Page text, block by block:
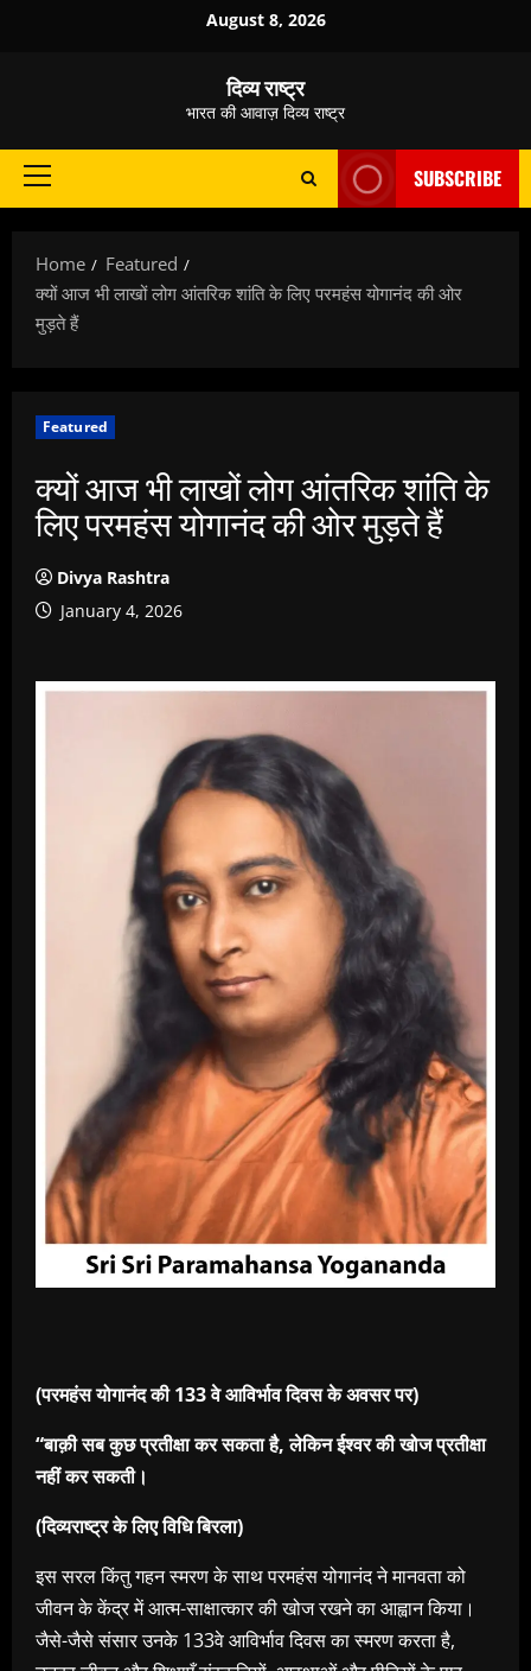
August 8, 2026
दिव्य राष्ट्र
भारत की आवाज़ दिव्य राष्ट्र
Primary
SUBSCRIBE
Home
Featured
क्यों आज भी लाखों लोग आंतरिक शांति के लिए परमहंस योगानंद की ओर
मुड़ते हैं
Featured
क्यों आज भी लाखों लोग आंतरिक शांति के
लिए परमहंस योगानंद की ओर मुड़ते हैं
Divya Rashtra
January 4, 2026
(परमहंस योगानंद की 133 वे आविर्भाव दिवस के अवसर पर)
“बाक़ी सब कुछ प्रतीक्षा कर सकता है, लेकिन ईश्वर की खोज प्रतीक्षा
नहीं कर सकती।
(दिव्यराष्ट्र के लिए विधि बिरला)
इस सरल किंतु गहन स्मरण के साथ परमहंस योगानंद ने मानवता को
जीवन के केंद्र में आत्म-साक्षात्कार की खोज रखने का आह्वान किया।
जैसे-जैसे संसार उनके 133वे आविर्भाव दिवस का स्मरण करता है,